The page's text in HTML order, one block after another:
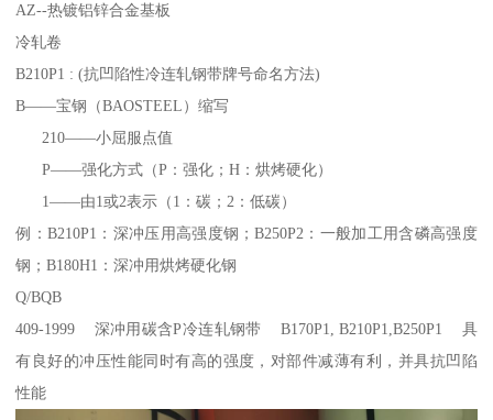
AZ--热镀铝锌合金基板
冷轧卷
B210P1 : (抗凹陷性冷连轧钢带牌号命名方法)
B——宝钢（BAOSTEEL）缩写
210——小屈服点值
P——强化方式（P：强化；H：烘烤硬化）
1——由1或2表示（1：碳；2：低碳）
例：B210P1：深冲压用高强度钢；B250P2：一般加工用含磷高强度
钢；B180H1：深冲用烘烤硬化钢
Q/BQB
409-1999 深冲用碳含P冷连轧钢带 B170P1, B210P1,B250P1 具
有良好的冲压性能同时有高的强度，对部件减薄有利，并具抗凹陷
性能